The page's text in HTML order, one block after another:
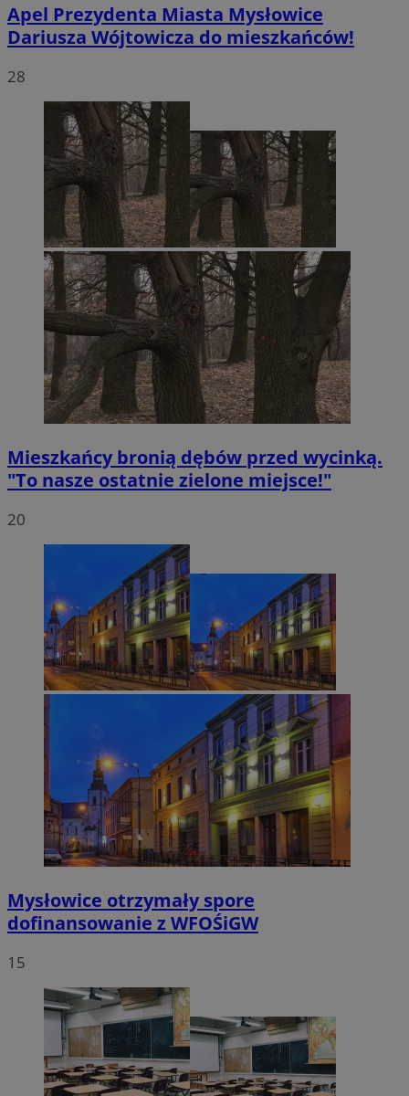
Apel Prezydenta Miasta Mysłowice
Dariusza Wójtowicza do mieszkańców!
28
Mieszkańcy bronią dębów przed wycinką.
"To nasze ostatnie zielone miejsce!"
20
Mysłowice otrzymały spore
dofinansowanie z WFOŚiGW
15